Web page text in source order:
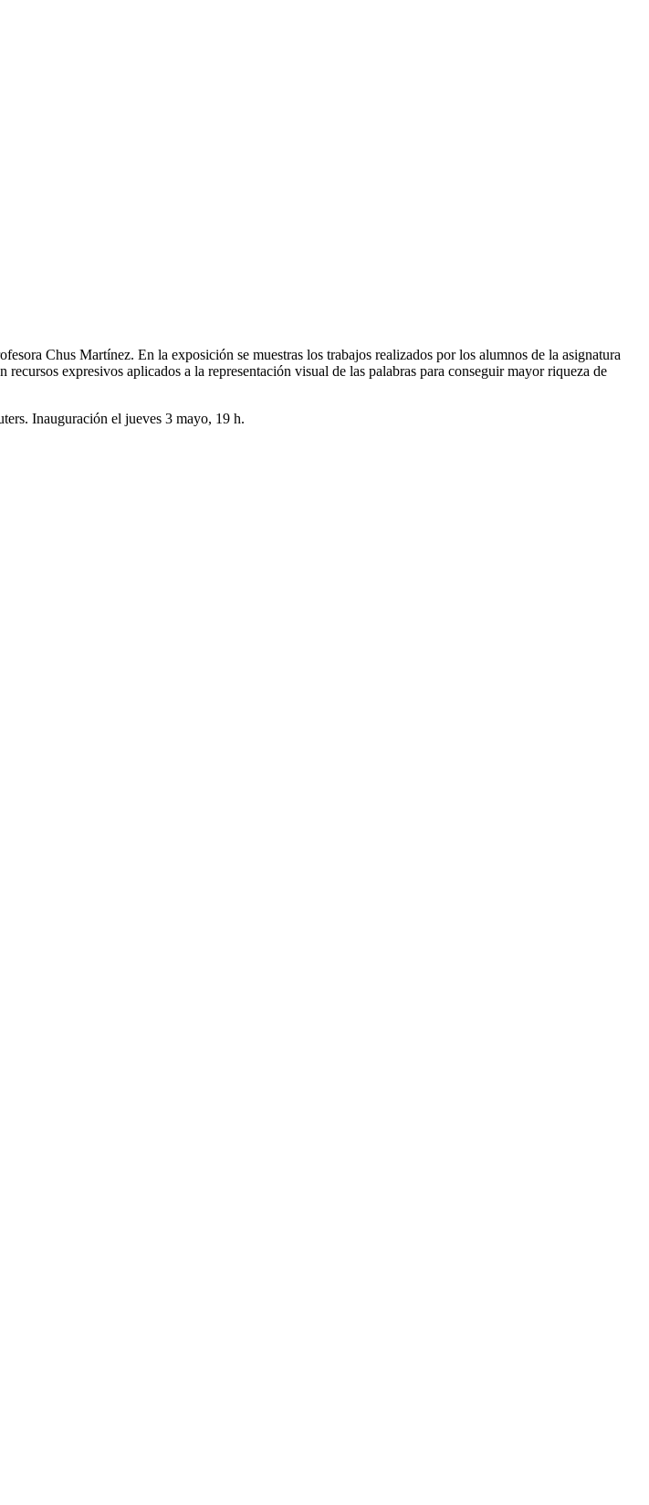
Chus Martínez. En la exposición se muestras los trabajos realizados por los alumnos de la asignatura
expresivos aplicados a la representación visual de las palabras para conseguir mayor riqueza de
Inauguración el jueves 3 mayo, 19 h.